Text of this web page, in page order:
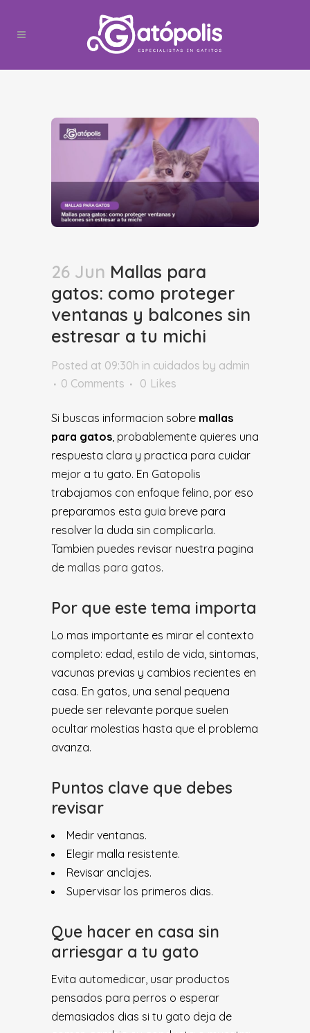
26 Jun Mallas para
gatos: como proteger
ventanas y balcones sin
estresar a tu michi
Posted at 09:30h in cuidados by admin
0 Comments
0 Likes
Si buscas informacion sobre mallas
para gatos , probablemente quieres una
respuesta clara y practica para cuidar
mejor a tu gato. En Gatopolis
trabajamos con enfoque felino, por eso
preparamos esta guia breve para
resolver la duda sin complicarla.
Tambien puedes revisar nuestra pagina
de mallas para gatos.
Por que este tema importa
Lo mas importante es mirar el contexto
completo: edad, estilo de vida, sintomas,
vacunas previas y cambios recientes en
casa. En gatos, una senal pequena
puede ser relevante porque suelen
ocultar molestias hasta que el problema
avanza.
Puntos clave que debes
revisar
Medir ventanas.
Elegir malla resistente.
Revisar anclajes.
Supervisar los primeros dias.
Que hacer en casa sin
arriesgar a tu gato
Evita automedicar, usar productos
pensados para perros o esperar
demasiados dias si tu gato deja de